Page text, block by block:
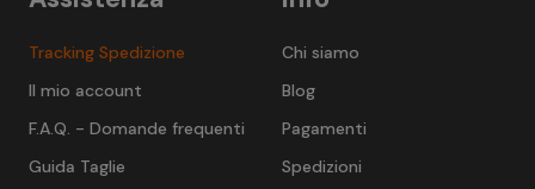
Chi siamo
Blog
Pagamenti
Spedizioni
Tracking Spedizione
Il mio account
F.A.Q. - Domande frequenti
Guida Taglie